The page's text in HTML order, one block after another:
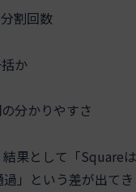
割回数
か
分かりやすさ
果として「Square
」という差が出てき